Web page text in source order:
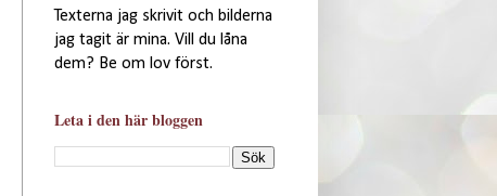
Texterna jag skrivit och bilderna
jag tagit är mina. Vill du låna
dem? Be om lov först.
Leta i den här bloggen